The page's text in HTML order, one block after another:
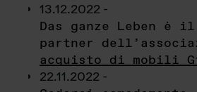
13.12.2022 -
Das ganze Leben è il
partner
acquisto di mobili
22.11.2022 -